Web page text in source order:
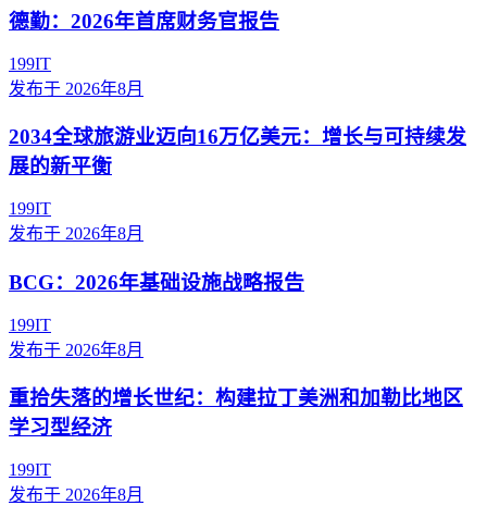
德勤：2026年首席财务官报告
199IT
发布于 2026年8月
2034全球旅游业迈向16万亿美元：增长与可持续发
展的新平衡
199IT
发布于 2026年8月
BCG：2026年基础设施战略报告
199IT
发布于 2026年8月
重拾失落的增长世纪：构建拉丁美洲和加勒比地区
学习型经济
199IT
发布于 2026年8月